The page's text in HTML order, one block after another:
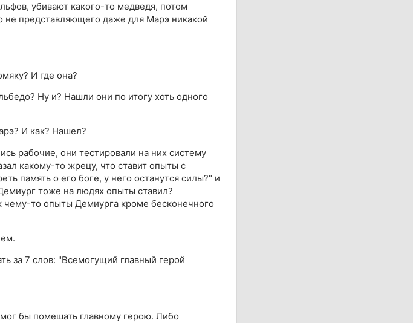
убивают какого-то медведя, потом
не представляющего даже для Марэ никакой
И где она?
Ну и? Нашли они по итогу хоть одного
И как? Нашел?
рабочие, они тестировали на них систему
какому-то жрецу, что ставит опыты с
память о его боге, у него останутся силы?" и
тоже на людях опыты ставил?
чему-то опыты Демиурга кроме бесконечного
за 7 слов: "Всемогущий главный герой
бы помешать главному герою. Либо